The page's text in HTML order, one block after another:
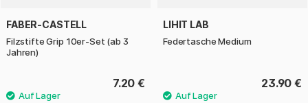
FABER-CASTELL
Filzstifte Grip 10er-Set (ab 3
Jahren)
7.20 €
LIHIT LAB
Federtasche Medium
23.90 €